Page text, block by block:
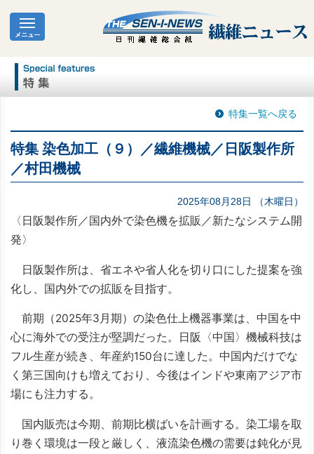
特集一覧へ戻る
特集 染色加工（９）／繊維機械／日阪製作所
／村田機械
2025年08月28日 （木曜日）
〈日阪製作所／国内外で染色機を拡販／新たなシステム開
発〉
日阪製作所は、省エネや省人化を切り口にした提案を強
化し、国内外での拡販を目指す。
前期（2025年3月期）の染色仕上機器事業は、中国を中
心に海外での受注が堅調だった。日阪〈中国〉機械科技は
フル生産が続き、年産約150台に達した。中国内だけでな
く第三国向けも増えており、今後はインドや東南アジア市
場にも注力する。
国内販売は今期、前期比横ばいを計画する。染工場を取
り巻く環境は一段と厳しく、液流染色機の需要は鈍化が見